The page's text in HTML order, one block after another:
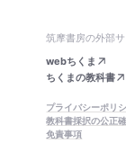
筑摩書房の外部
webちくま
ちくまの教科書
プライバシーポリ
教科書採択の公正
免責事項